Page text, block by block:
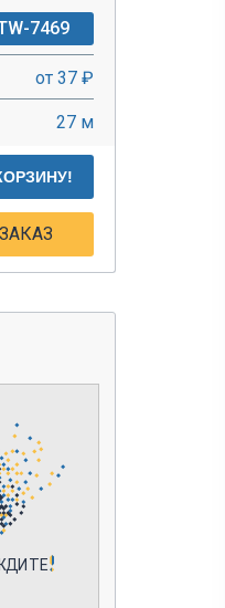
7469
от 37 ₽
27 м